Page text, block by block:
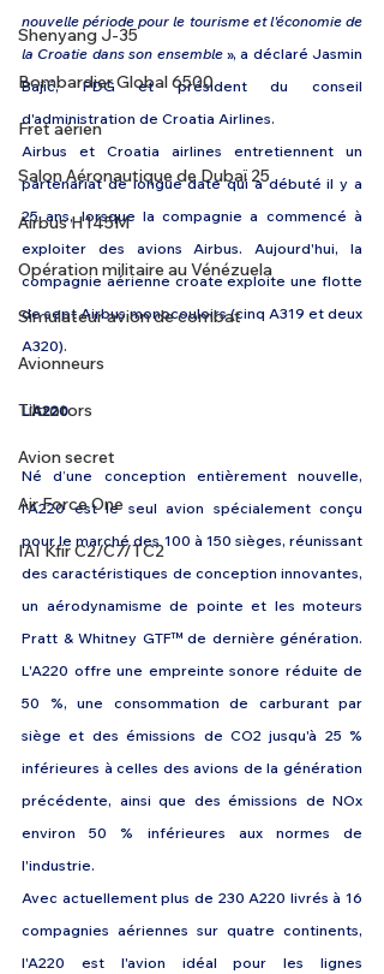
Shenyang J-35
Bombardier Global 6500
Fret aérien
Salon Aéronautique de Dubaï 25
Airbus H145M
Opération militaire au Vénézuela
Simulateur avion de combat
Avionneurs
Tiltrotors
Avion secret
Air Force One
IAI Kfir C2/C7/TC2
nouvelle période pour le tourisme et l'économie de
la Croatie dans son ensemble », a déclaré Jasmin
Bajić, PDG et président du conseil
d'administration de Croatia Airlines.
Airbus et Croatia airlines entretiennent un
partenariat de longue date qui a débuté il y a
25 ans, lorsque la compagnie a commencé à
exploiter des avions Airbus. Aujourd'hui, la
compagnie aérienne croate exploite une flotte
de sept Airbus monocouloirs (cinq A319 et deux
A320).
L’A220
Né d’une conception entièrement nouvelle,
l'A220 est le seul avion spécialement conçu
pour le marché des 100 à 150 sièges, réunissant
des caractéristiques de conception innovantes,
un aérodynamisme de pointe et les moteurs
Pratt & Whitney GTF™ de dernière génération.
L'A220 offre une empreinte sonore réduite de
50 %, une consommation de carburant par
siège et des émissions de CO2 jusqu'à 25 %
inférieures à celles des avions de la génération
précédente, ainsi que des émissions de NOx
environ 50 % inférieures aux normes de
l'industrie.
Avec actuellement plus de 230 A220 livrés à 16
compagnies aériennes sur quatre continents,
l'A220 est l'avion idéal pour les lignes